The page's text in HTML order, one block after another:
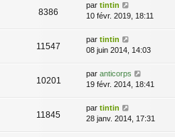
8386
par tintin
10 févr. 2019, 18:11
11547
par tintin
08 juin 2014, 14:03
10201
par anticorps
19 févr. 2014, 18:41
11845
par tintin
28 janv. 2014, 17:31